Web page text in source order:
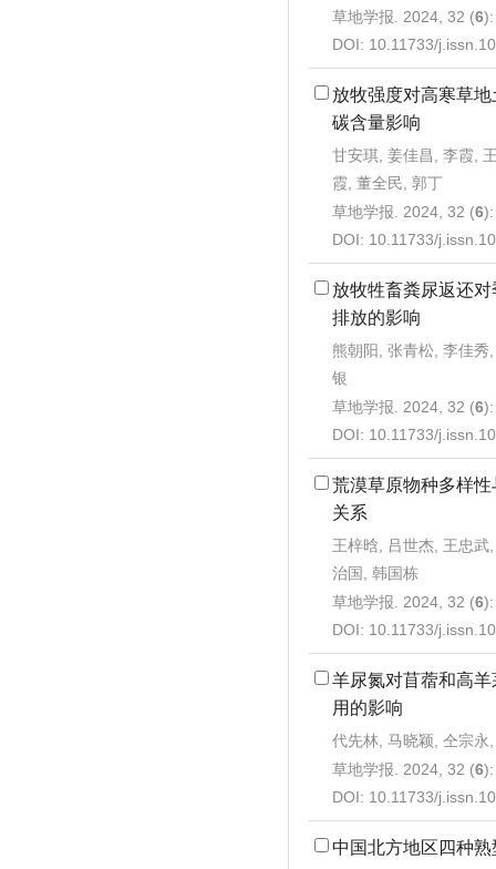
草地学报. 2024, 32 (6
DOI: 10.11733/
放牧强度对高寒草
碳含量影响
甘安琪, 姜佳昌, 李霞,
霞, 董全民, 郭丁
草地学报. 2024, 32 (6
DOI: 10.11733/
放牧牲畜粪尿返还
排放的影响
熊朝阳, 张青松, 李佳
银
草地学报. 2024, 32 (6
DOI: 10.11733/
荒漠草原物种多样
关系
王梓晗, 吕世杰, 王忠
治国, 韩国栋
草地学报. 2024, 32 (6
DOI: 10.11733/
羊尿氮对苜蓿和高
用的影响
代先林, 马晓颖, 仝宗永
草地学报. 2024, 32 (6
DOI: 10.11733/
中国北方地区四种